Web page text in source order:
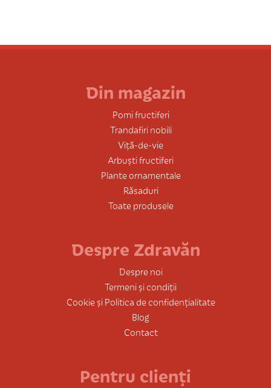
Din magazin
Pomi fructiferi
Trandafiri nobili
Viță-de-vie
Arbuști fructiferi
Plante ornamentale
Răsaduri
Toate produsele
Despre Zdravăn
Despre noi
Termeni și condiții
Cookie și Politica de confidențialitate
Blog
Contact
Pentru clienți